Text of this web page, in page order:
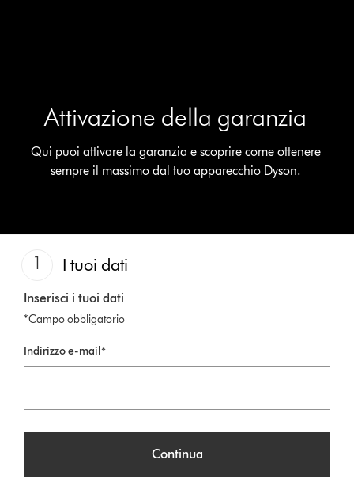
Attivazione della garanzia
Qui puoi attivare la garanzia e scoprire come ottenere
sempre il massimo dal tuo apparecchio Dyson.
1 I tuoi dati
Inserisci i tuoi dati
*Campo obbligatorio
Indirizzo e-mail*
Continua